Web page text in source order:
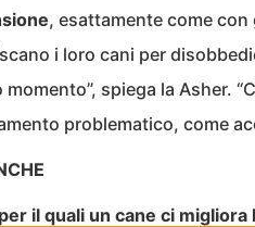
, esattamente come
i loro cani per
momento”, spiega la Asher.
problematico, come
il quali un cane ci migliora